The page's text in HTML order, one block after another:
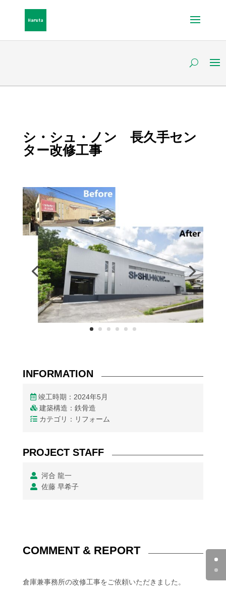
シ・シュ・ノン 長久手セン
ター改修工事
INFORMATION
竣工時期：2024年5月
建築構造：鉄骨造
カテゴリ：リフォーム
PROJECT STAFF
河合 龍一
佐藤 早希子
COMMENT & REPORT
倉庫兼事務所の改修工事をご依頼いただきました。